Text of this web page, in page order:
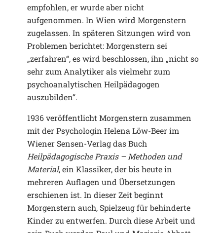
empfohlen, er wurde aber nicht
aufgenommen. In Wien wird Morgenstern
zugelassen. In späteren Sitzungen wird von
Problemen berichtet: Morgenstern sei
„zerfahren“, es wird beschlossen, ihn „nicht so
sehr zum Analytiker als vielmehr zum
psychoanalytischen Heilpädagogen
auszubilden“.
1936 veröffentlicht Morgenstern zusammen
mit der Psychologin Helena Löw-Beer im
Wiener Sensen-Verlag das Buch
Heilpädagogische Praxis – Methoden und
Material, ein Klassiker, der bis heute in
mehreren Auflagen und Übersetzungen
erschienen ist. In dieser Zeit beginnt
Morgenstern auch, Spielzeug für behinderte
Kinder zu entwerfen. Durch diese Arbeit und